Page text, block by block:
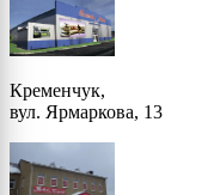
Кременчук,
вул. Ярмаркова, 13